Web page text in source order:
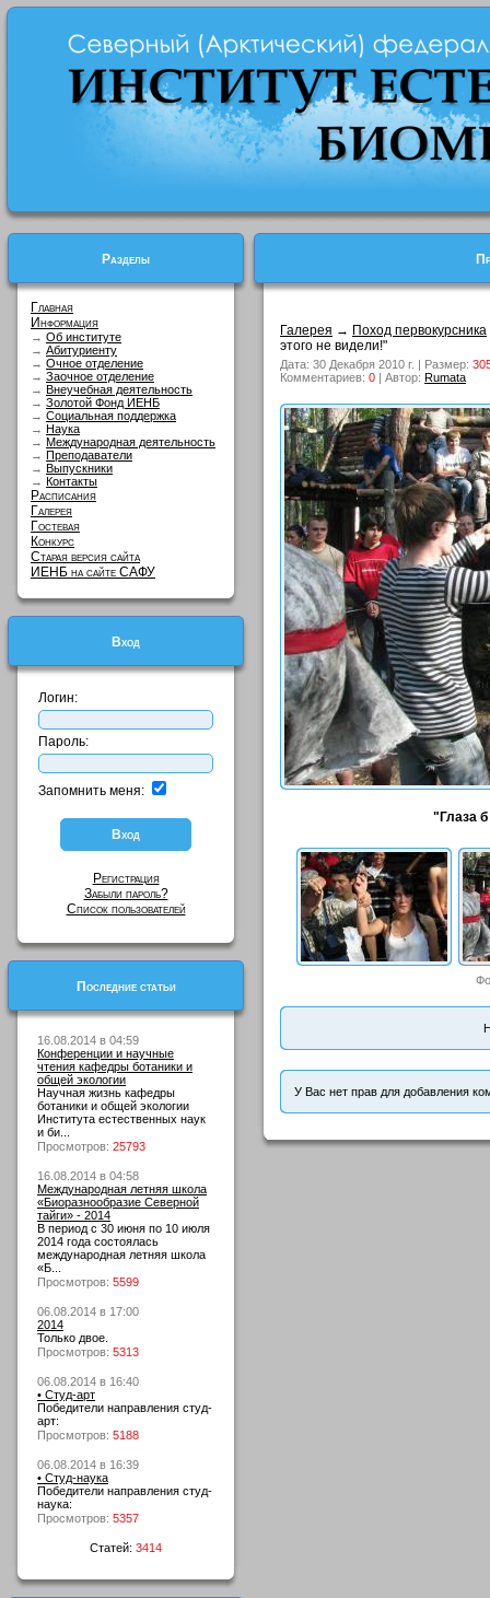
Разделы
Главная
Информация
→ Об институте
→ Абитуриенту
→ Очное отделение
→ Заочное отделение
→ Внеучебная деятельность
→ Золотой Фонд ИЕНБ
→ Социальная поддержка
→ Наука
→ Международная деятельность
→ Преподаватели
→ Выпускники
→ Контакты
Расписания
Галерея
Гостевая
Конкурс
Старая версия сайта
ИЕНБ на сайте САФУ
Вход
Логин:
Пароль:
Запомнить меня:
Регистрация
Забыли пароль?
Список пользователей
Последние статьи
16.08.2014 в 04:59
Конференции и научные
чтения кафедры ботаники и
общей экологии
Научная жизнь кафедры
ботаники и общей экологии
Института естественных наук
и би...
Просмотров: 25793
16.08.2014 в 04:58
Международная летняя школа
«Биоразнообразие Северной
тайги» - 2014
В период с 30 июня по 10 июля
2014 года состоялась
международная летняя школа
«Б...
Просмотров: 5599
06.08.2014 в 17:00
2014
Только двое.
Просмотров: 5313
06.08.2014 в 16:40
• Студ-арт
Победители направления студ-
арт:
Просмотров: 5188
06.08.2014 в 16:39
• Студ-наука
Победители направления студ-
наука:
Просмотров: 5357
Статей: 3414
Галерея → Поход первокурсника
этого не видели!"
Дата: 30 Декабря 2010 г. | Размер:
Комментариев: 0 | Автор: Rumata
"Глаза
У Вас нет прав для добавления